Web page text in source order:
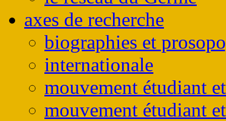
axes de recherche
biographies et
internationale
mouvement étudiant
mouvement étudiant